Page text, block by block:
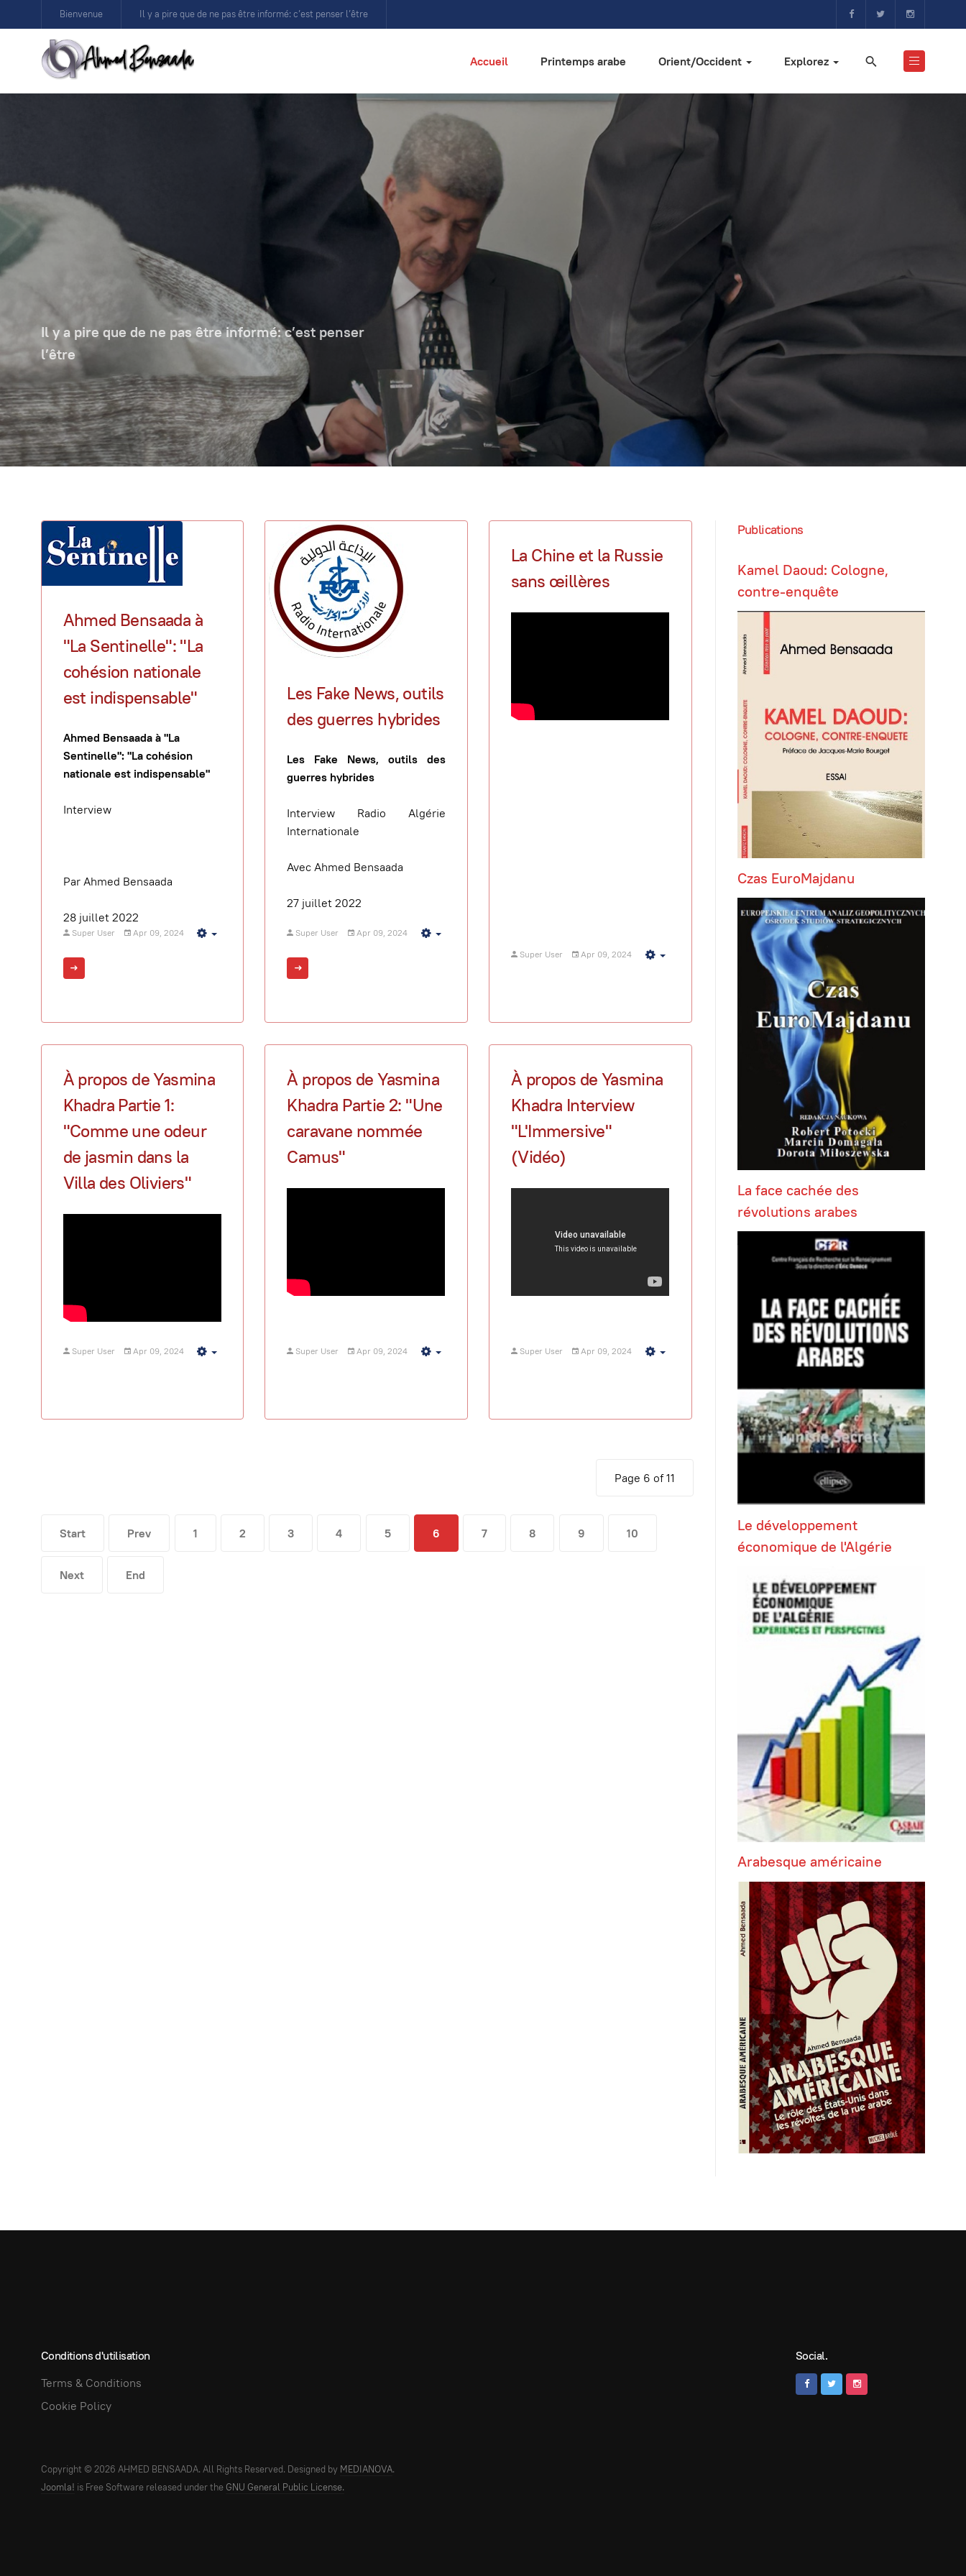
Bienvenue Il y a pire que de ne pas être informé: c’est penser l’être
Accueil Printemps arabe Orient/Occident Explorez
Il y a pire que de ne pas être informé: c’est penser
l’être
Ahmed Bensaada à
"La Sentinelle": "La
cohésion nationale
est indispensable"
Ahmed Bensaada à "La
Sentinelle": "La cohésion
nationale est indispensable"
Interview
Par Ahmed Bensaada
28 juillet 2022
Super User Apr 09, 2024
Les Fake News, outils
des guerres hybrides
Les Fake News, outils des
guerres hybrides
Interview Radio Algérie
Internationale
Avec Ahmed Bensaada
27 juillet 2022
Super User Apr 09, 2024
La Chine et la Russie
sans œillères
Super User Apr 09, 2024
À propos de Yasmina
Khadra Partie 1:
"Comme une odeur
de jasmin dans la
Villa des Oliviers"
Super User Apr 09, 2024
À propos de Yasmina
Khadra Partie 2: "Une
caravane nommée
Camus"
Super User Apr 09, 2024
À propos de Yasmina
Khadra Interview
"L'Immersive"
(Vidéo)
Super User Apr 09, 2024
Page 6 of 11
Start Prev 1 2 3 4 5 6 7 8 9 10
Next End
Publications
Kamel Daoud: Cologne,
contre-enquête
Czas EuroMajdanu
La face cachée des
révolutions arabes
Le développement
économique de l'Algérie
Arabesque américaine
Conditions d'utilisation
Terms & Conditions
Cookie Policy
Social.
Copyright © 2026 AHMED BENSAADA. All Rights Reserved. Designed by MEDIANOVA.
Joomla! is Free Software released under the GNU General Public License.